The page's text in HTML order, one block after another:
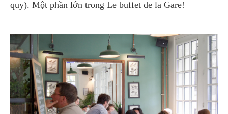
quy). Một phần lớn trong Le buffet de la Gare!